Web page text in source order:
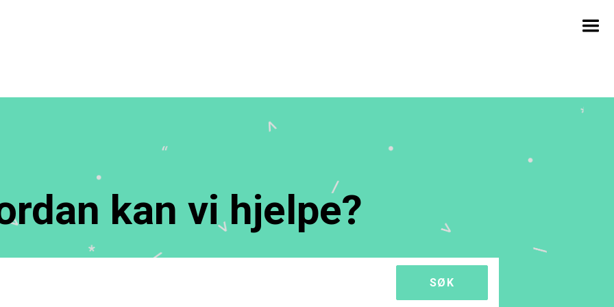
kan vi hjelpe?
SØK